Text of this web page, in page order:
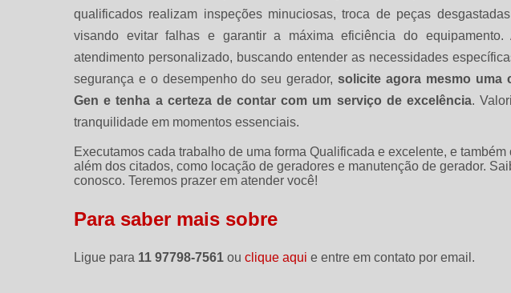
qualificados realizam inspeções minuciosas, troca de peças
visando evitar falhas e garantir a máxima eficiência do
atendimento personalizado, buscando entender as necessidades
segurança e o desempenho do seu gerador, solicite agora mesmo uma
Gen e tenha a certeza de contar com um serviço de excelência.
tranquilidade em momentos essenciais.
Executamos cada trabalho de uma forma Qualificada e excelente, e
além dos citados, como locação de geradores e manutenção de gerador.
conosco. Teremos prazer em atender você!
Para saber mais sobre
Ligue para 11 97798-7561 ou clique aqui e entre em contato por email.